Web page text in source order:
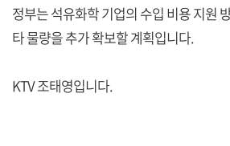
정부는 석유화학 기업의 수입 비용 지원
타 물량을 추가 확보할 계획입니다.
KTV 조태영입니다.